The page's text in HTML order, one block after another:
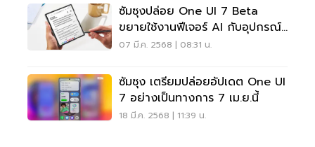
ซัมซุงปล่อย One UI 7 Beta
ขยายใช้งานฟีเจอร์ AI กับอุปกรณ์
Galaxy
07 มี.ค. 2568 | 08:31 น.
ซัมซุง เตรียมปล่อยอัปเดต One UI
7 อย่างเป็นทางการ 7 เม.ย.นี้
18 มี.ค. 2568 | 11:39 น.